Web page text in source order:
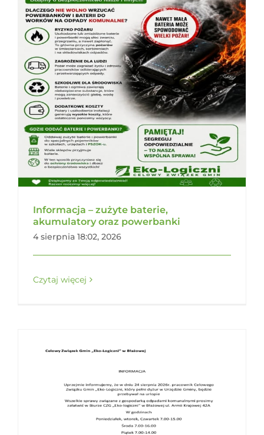
Informacja – zużyte baterie,
akumulatory oraz powerbanki
4 sierpnia 18:02, 2026
Czytaj więcej